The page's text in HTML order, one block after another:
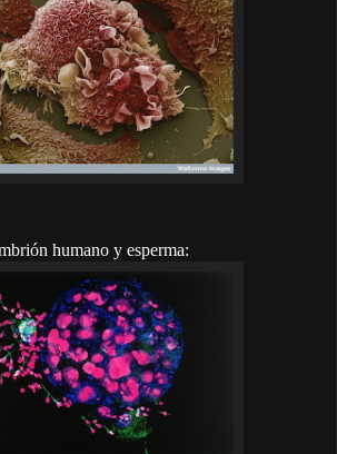
humano y esperma: